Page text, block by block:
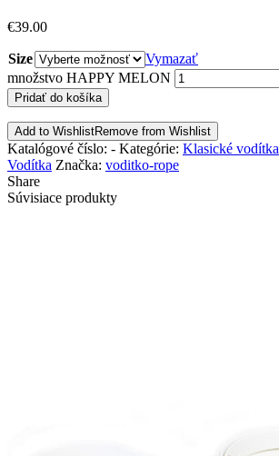
€39.00
Size
Vymazať
množstvo HAPPY MELON
Pridať do košíka
Add to WishlistRemove from Wishlist
Katalógové číslo: - Kategórie: Klasické vodítka
Vodítka Značka: voditko-rope
Share
Súvisiace produkty